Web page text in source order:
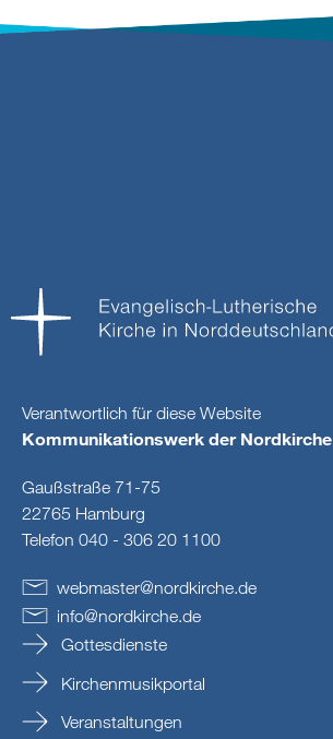
Verantwortlich für diese Website
Kommunikationswerk der Nordkirche
Gaußstraße 71-75
22765 Hamburg
Telefon 040 - 306 20 1100
webmaster@nordkirche.de
info@nordkirche.de
Gottesdienste
Kirchenmusikportal
Veranstaltungen